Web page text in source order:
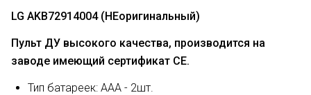
LG AKB72914004 (НЕоригинальный)
Пульт ДУ высокого качества, производится на
заводе имеющий сертификат CE.
Тип батареек: AAA - 2шт.